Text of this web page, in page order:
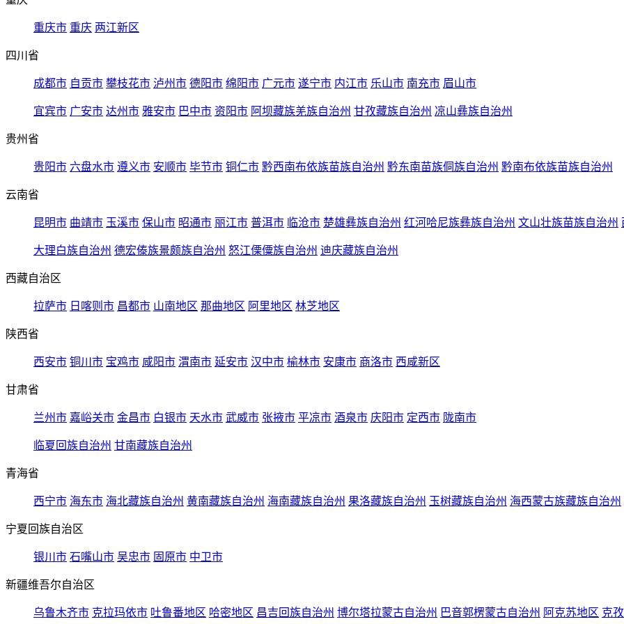
重庆市 重庆 两江新区
四川省
成都市 自贡市 攀枝花市 泸州市 德阳市 绵阳市 广元市 遂宁市 内江市 乐山市 南充市 眉山市
宜宾市 广安市 达州市 雅安市 巴中市 资阳市 阿坝藏族羌族自治州 甘孜藏族自治州 凉山彝族自治州
贵州省
贵阳市 六盘水市 遵义市 安顺市 毕节市 铜仁市 黔西南布依族苗族自治州 黔东南苗族侗族自治州 黔南布依族苗族自治州
云南省
昆明市 曲靖市 玉溪市 保山市 昭通市 丽江市 普洱市 临沧市 楚雄彝族自治州 红河哈尼族彝族自治州 文山壮族苗族自治州
大理白族自治州 德宏傣族景颇族自治州 怒江傈僳族自治州 迪庆藏族自治州
西藏自治区
拉萨市 日喀则市 昌都市 山南地区 那曲地区 阿里地区 林芝地区
陕西省
西安市 铜川市 宝鸡市 咸阳市 渭南市 延安市 汉中市 榆林市 安康市 商洛市 西咸新区
甘肃省
兰州市 嘉峪关市 金昌市 白银市 天水市 武威市 张掖市 平凉市 酒泉市 庆阳市 定西市 陇南市
临夏回族自治州 甘南藏族自治州
青海省
西宁市 海东市 海北藏族自治州 黄南藏族自治州 海南藏族自治州 果洛藏族自治州 玉树藏族自治州 海西蒙古族藏族自治州
宁夏回族自治区
银川市 石嘴山市 吴忠市 固原市 中卫市
新疆维吾尔自治区
乌鲁木齐市 克拉玛依市 吐鲁番地区 哈密地区 昌吉回族自治州 博尔塔拉蒙古自治州 巴音郭楞蒙古自治州 阿克苏地区 克